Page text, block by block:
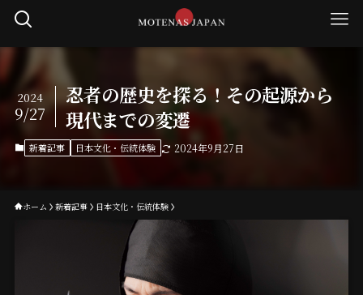
忍者の歴史を探る！その起源から
現代までの変遷
2024
9/27
新着記事 日本文化・伝統体験 2024年9月27日
ホーム 新着記事 日本文化・伝統体験